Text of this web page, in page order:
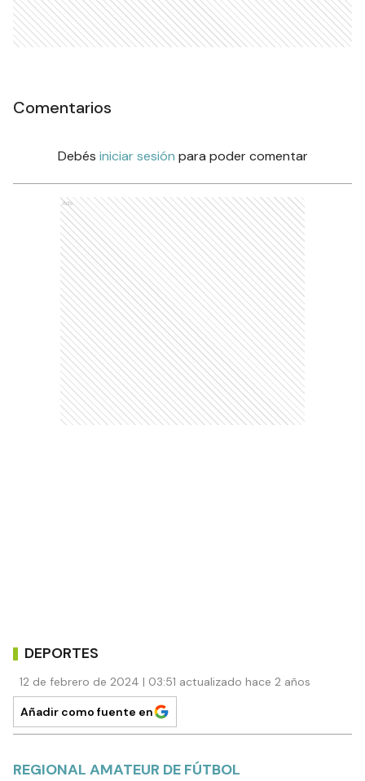
Comentarios
Debés iniciar sesión para poder comentar
Ads
DEPORTES
12 de febrero de 2024 | 03:51 actualizado hace 2 años
Añadir como fuente en
REGIONAL AMATEUR DE FÚTBOL